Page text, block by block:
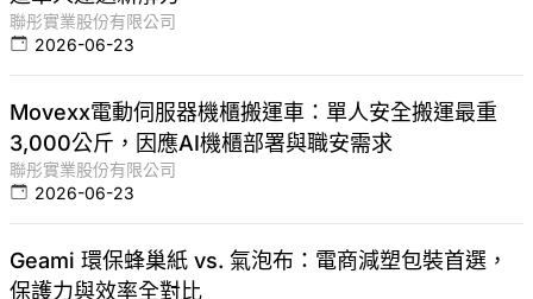
聯彤實業股份有限公司
2026-06-23
Movexx電動伺服器機櫃搬運車：單人安全搬運最重
3,000公斤，因應AI機櫃部署與職安需求
聯彤實業股份有限公司
2026-06-23
Geami 環保蜂巢紙 vs. 氣泡布：電商減塑包裝首選，
保護力與效率全對比